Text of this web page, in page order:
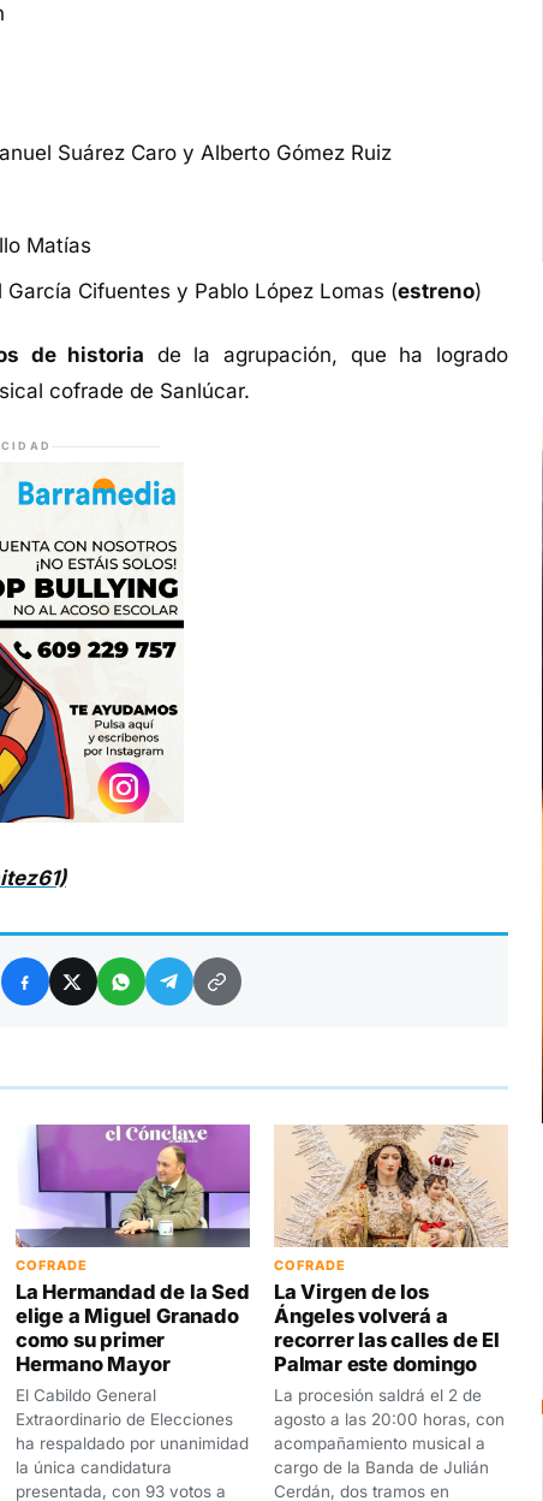
Suárez Caro y Alberto Gómez Ruiz
Matías
García Cifuentes y Pablo López Lomas (estreno)
de historia de la agrupación, que ha logrado
cofrade de Sanlúcar.
COFRADE
La Hermandad de la Sed
elige a Miguel Granado
como su primer
Hermano Mayor
El Cabildo General
Extraordinario de Elecciones
ha respaldado por unanimidad
la única candidatura
presentada, con 93 votos a
COFRADE
La Virgen de los
Ángeles volverá a
recorrer las calles de El
Palmar este domingo
La procesión saldrá el 2 de
agosto a las 20:00 horas, con
acompañamiento musical a
cargo de la Banda de Julián
Cerdán, dos tramos en